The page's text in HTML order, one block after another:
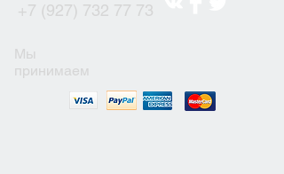
+7 (927) 732 77 73
Мы
принимаем